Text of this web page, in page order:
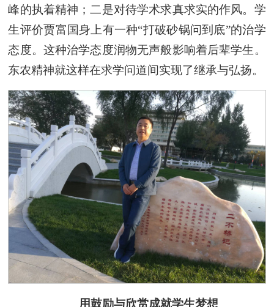
峰的执着精神；二是对待学术求真求实的作风。学
生评价贾富国身上有一种“打破砂锅问到底”的治学
态度。这种治学态度润物无声般影响着后辈学生。
东农精神就这样在求学问道间实现了继承与弘扬。
用鼓励与欣赏成就学生梦想